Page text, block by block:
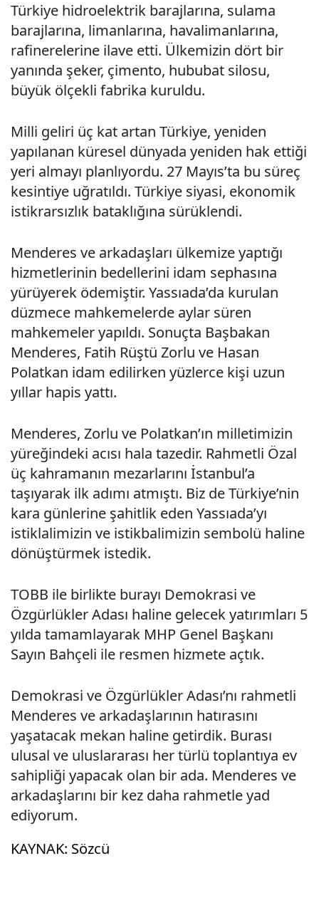
Türkiye hidroelektrik barajlarına, sulama
barajlarına, limanlarına, havalimanlarına,
rafinerelerine ilave etti. Ülkemizin dört bir
yanında şeker, çimento, hububat silosu,
büyük ölçekli fabrika kuruldu.
Milli geliri üç kat artan Türkiye, yeniden
yapılanan küresel dünyada yeniden hak ettiği
yeri almayı planlıyordu. 27 Mayıs’ta bu süreç
kesintiye uğratıldı. Türkiye siyasi, ekonomik
istikrarsızlık bataklığına sürüklendi.
Menderes ve arkadaşları ülkemize yaptığı
hizmetlerinin bedellerini idam sephasına
yürüyerek ödemiştir. Yassıada’da kurulan
düzmece mahkemelerde aylar süren
mahkemeler yapıldı. Sonuçta Başbakan
Menderes, Fatih Rüştü Zorlu ve Hasan
Polatkan idam edilirken yüzlerce kişi uzun
yıllar hapis yattı.
Menderes, Zorlu ve Polatkan’ın milletimizin
yüreğindeki acısı hala tazedir. Rahmetli Özal
üç kahramanın mezarlarını İstanbul’a
taşıyarak ilk adımı atmıştı. Biz de Türkiye’nin
kara günlerine şahitlik eden Yassıada’yı
istiklalimizin ve istikbalimizin sembolü haline
dönüştürmek istedik.
TOBB ile birlikte burayı Demokrasi ve
Özgürlükler Adası haline gelecek yatırımları 5
yılda tamamlayarak MHP Genel Başkanı
Sayın Bahçeli ile resmen hizmete açtık.
Demokrasi ve Özgürlükler Adası’nı rahmetli
Menderes ve arkadaşlarının hatırasını
yaşatacak mekan haline getirdik. Burası
ulusal ve uluslararası her türlü toplantıya ev
sahipliği yapacak olan bir ada. Menderes ve
arkadaşlarını bir kez daha rahmetle yad
ediyorum.
KAYNAK: Sözcü